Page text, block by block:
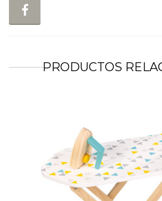
PRODUCTOS